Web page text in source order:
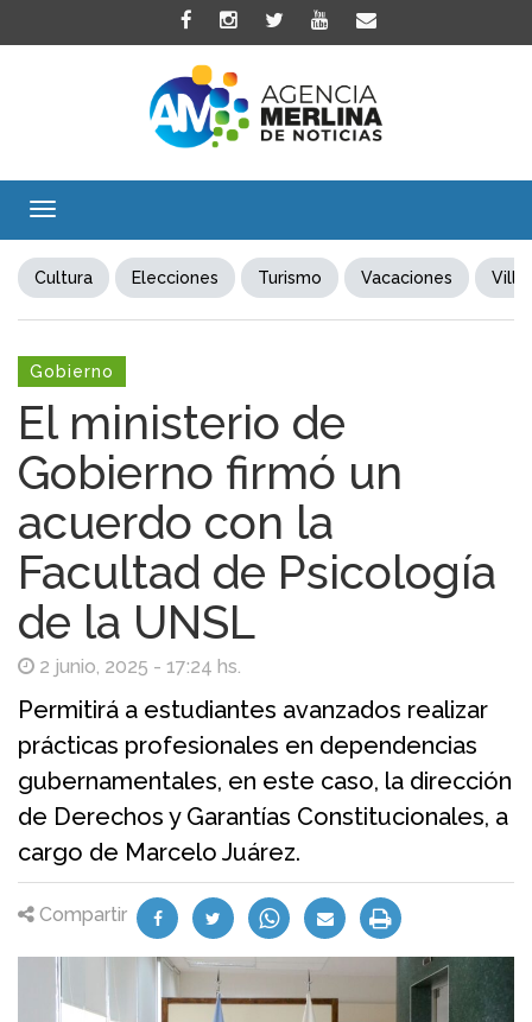
Toggle
Cultura Elecciones Turismo Vacaciones Villa
Gobierno
El ministerio de
Gobierno firmó un
acuerdo con la
Facultad de Psicología
de la UNSL
2 junio, 2025 - 17:24 hs.
Permitirá a estudiantes avanzados realizar
prácticas profesionales en dependencias
gubernamentales, en este caso, la dirección
de Derechos y Garantías Constitucionales, a
cargo de Marcelo Juárez.
Compartir